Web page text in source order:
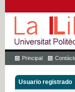
Principal
Usuario registrado